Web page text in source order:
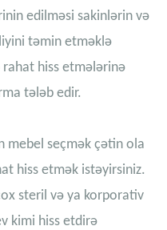
edilməsi sakinlərin və
təmin etməklə
hiss etmələrinə
tələb edir.
mebel seçmək çətin ola
hiss etmək istəyirsiniz.
steril və ya korporativ
kimi hiss etdirə